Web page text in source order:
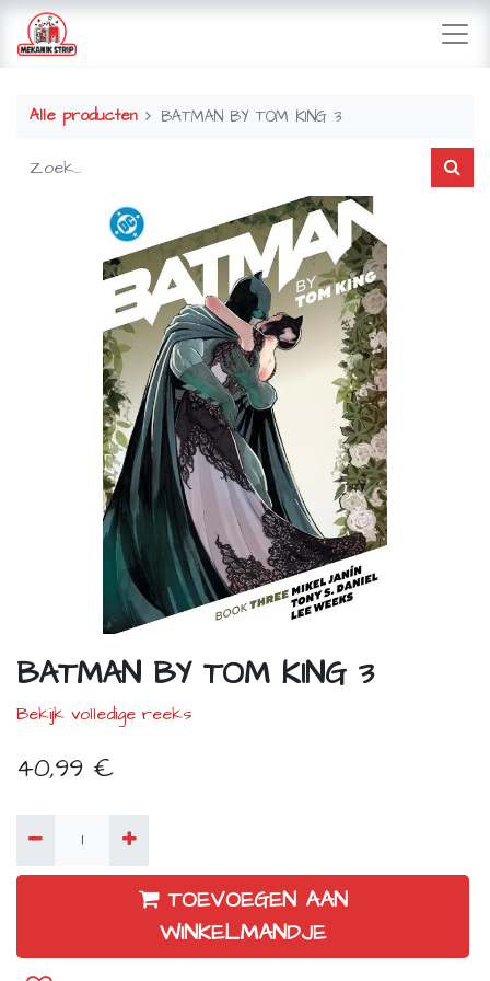
Alle producten BATMAN BY TOM KING 3
BATMAN BY TOM KING 3
Bekijk volledige reeks
40,99 €
TOEVOEGEN AAN
WINKELMANDJE